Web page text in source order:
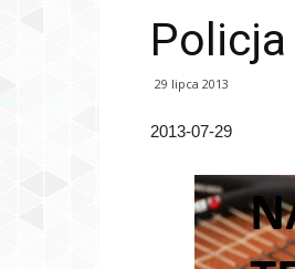
29 lipca 2013
2013-07-29